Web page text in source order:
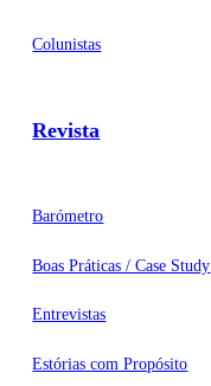
Colunistas
Revista
Barómetro
Boas Práticas / Case Study
Entrevistas
Estórias com Propósito